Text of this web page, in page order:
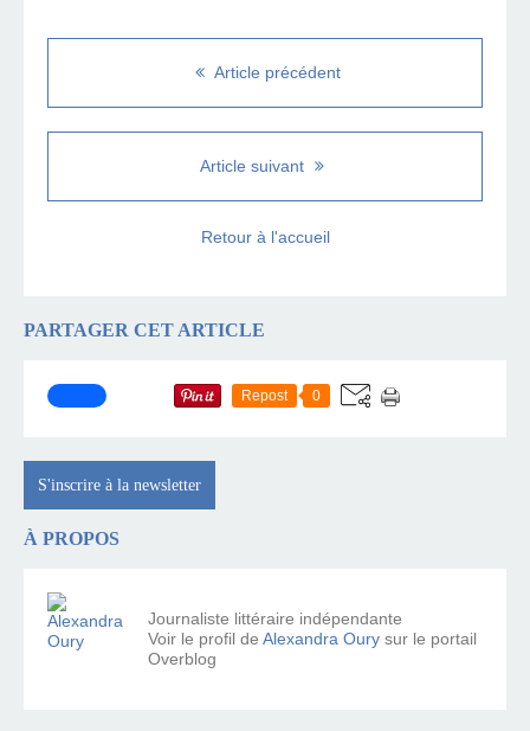
Article précédent
Article suivant
Retour à l'accueil
PARTAGER CET ARTICLE
Repost 0
S'inscrire à la newsletter
À PROPOS
Journaliste littéraire indépendante
Voir le profil de Alexandra Oury sur le portail
Overblog